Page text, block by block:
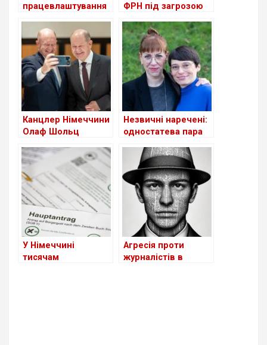
працевлаштування
Німеччині поки
неефективна
ФРН під загрозою
навколо платіжних
карток для
біженців
Канцлер Німеччини
Олаф Шольц
створення акаунту
уряду країни в
TikTok
Незвичні наречені:
одностатева пара
анонсувала
майбутнє весілля
У Німеччині
тисячам
Агресія проти
журналістів в